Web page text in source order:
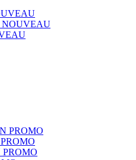
NOUVEAU
PROMO
PROMO